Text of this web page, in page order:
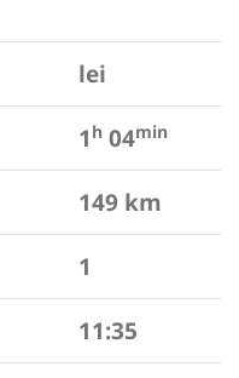
lei
1 h 04min
149 km
1
11:35